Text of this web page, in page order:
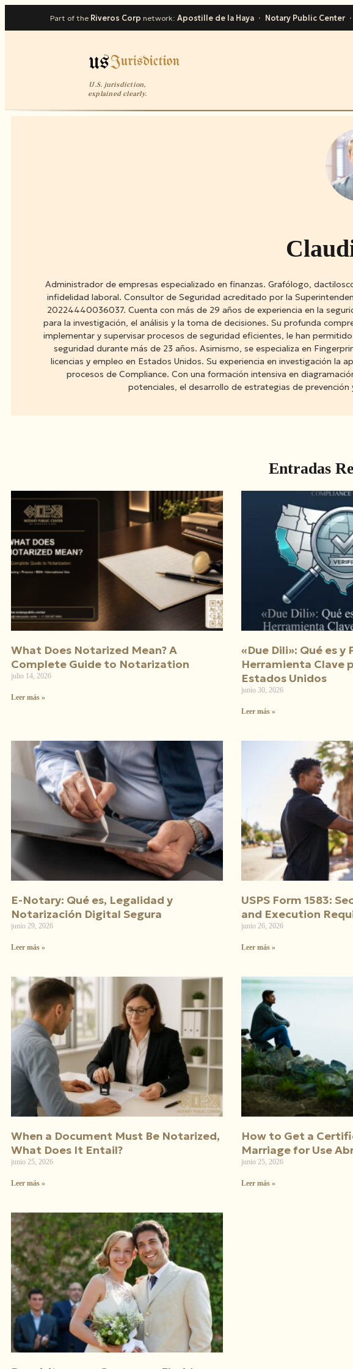
Part of the Riveros Corp network: Apostille de la Haya · Notary Public Center ·
U.S. jurisdiction,
explained clearly.
Administrador de empresas especializado en finanzas. Grafólogo,
infidelidad laboral. Consultor de Seguridad acreditado por la
20224440036037. Cuenta con más de 29 años de experiencia en la
para la investigación, el análisis y la toma de decisiones. Su profunda
implementar y supervisar procesos de seguridad eficientes, le han
seguridad durante más de 23 años. Asimismo, se especializa en
licencias y empleo en Estados Unidos. Su experiencia en investigación la
procesos de Compliance. Con una formación intensiva en
potenciales, el desarrollo de estrategias de
Entradas
What Does Notarized Mean? A
Complete Guide to Notarization
julio 14, 2026
Leer más »
«Due Dili»: Qué es y
Herramienta Clave
Estados Unidos
junio 30, 2026
Leer más »
E-Notary: Qué es, Legalidad y
Notarización Digital Segura
junio 29, 2026
Leer más »
USPS Form 1583:
and Execution
junio 26, 2026
Leer más »
When a Document Must Be Notarized,
What Does It Entail?
junio 25, 2026
Leer más »
How to Get a
Marriage for Use
junio 25, 2026
Leer más »